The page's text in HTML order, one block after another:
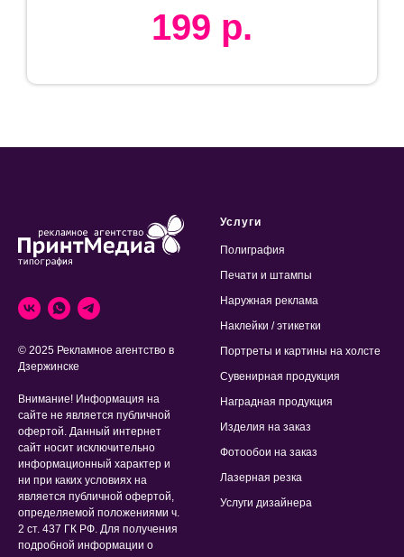
199 р.
© 2025 Рекламное агентство в
Дзержинске
Внимание! Информация на
сайте не является публичной
офертой. Данный интернет
сайт носит исключительно
информационный характер и
ни при каких условиях на
является публичной офертой,
определяемой положениями ч.
2 ст. 437 ГК РФ. Для получения
подробной информации о
Услуги
Полиграфия
Печати и штампы
Наружная реклама
Наклейки / этикетки
Портреты и картины на холсте
Сувенирная продукция
Наградная продукция
Изделия на заказ
Фотообои на заказ
Лазерная резка
Услуги дизайнера